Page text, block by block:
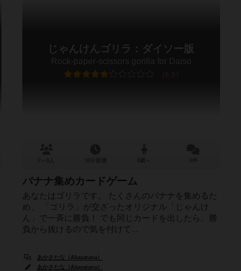
じゃんけんゴリラ：ダイソー版
Rock-paper-scissors gorilla for Daiso
5.9
バナナ集めカードゲーム
あなたはゴリラです。 たくさんのバナナを集めるた
め、 「ゴリラ」が交ざったオリジナル「じゃんけ
ん」で一斉に勝負！ でも同じカードを出したら、勝
負から抜けるので気を付けて...
あかさたな（Akasatana）
あかさたな（Akasatana）